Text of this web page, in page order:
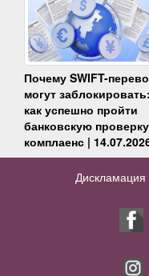
Почему SWIFT-
могут заблокировать:
как успешно пройти
банковскую
комплаенс |